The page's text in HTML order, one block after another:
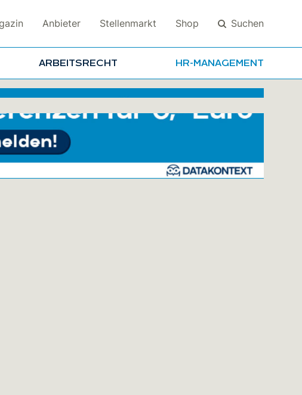
Anbieter Stellenmarkt Shop Suchen
ARBEITSRECHT HR-MANAGEMENT